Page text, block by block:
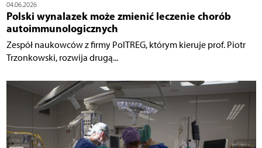
04.06.2026
Polski wynalazek może zmienić leczenie chorób
autoimmunologicznych
Zespół naukowców z firmy PolTREG, którym kieruje prof. Piotr
Trzonkowski, rozwija drugą...